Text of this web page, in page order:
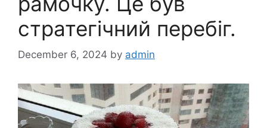
стратегічний перебіг.
December 6, 2024 by admin